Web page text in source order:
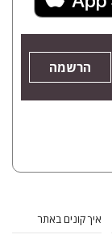
הרשמה
איך קונים באתר